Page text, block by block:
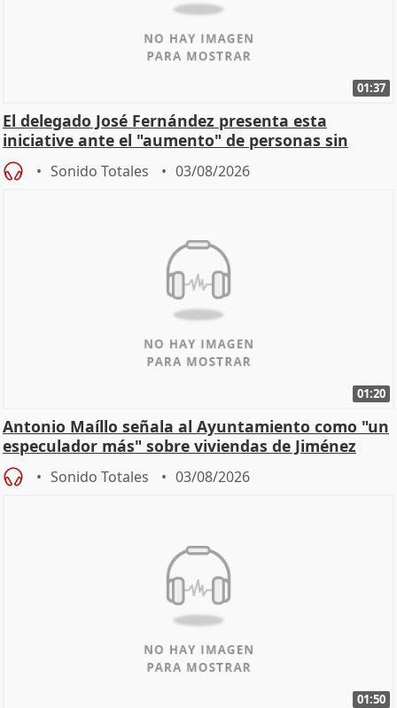
01:37
El delegado José Fernández presenta esta
iniciative ante el "aumento" de personas sin
hogar en Madri
Sonido Totales 03/08/2026
01:20
Antonio Maíllo señala al Ayuntamiento como "un
especulador más" sobre viviendas de Jiménez
Becerril
Sonido Totales 03/08/2026
01:50